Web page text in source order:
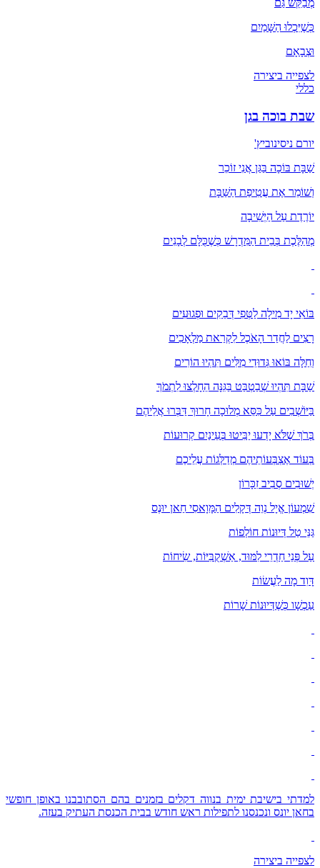
כְּשֶׁיִּכְלוּ הַשָּׁמַיִם
וּצְבָאָם
לצפייה ביצירה
כללי
שבת בוכה בגן
יורם ניסינוביץ'
שַׁבָּת בּוֹכָה בַּגַּן אֲנִי זוֹכֵר
וְשׁוֹמֵר אֶת עֲטִיפַת הַשַּׁבָּת
יוֹרֶדֶת עַל הַיְּשִׁיבָה
מְהַלֶּכֶת בְּבֵית הַמִּדְרָשׁ כְּשֶׁכֻּלָּם לְבָנִים
בּוֹאִי יָד מִילָה לַטְּפִי דְּבֵקִים וּפְגוּעִים
רָצִים לַחֲדַר הָאֹכֶל לִקְרַאת מַלְאָכִים
וְחַלָּה בּוֹאוּ גְּדוּדֵי מִלִּים תִּהְיוּ הוֹרִים
שַׁבָּת תִּהְיוּ שְׁבַטְבַּט בַּגִּנָּה הֵחָלְצוּ לִתְמֹךְ
בַּיּוֹשְׁבִים עַל כִּסֵּא מְלוּכָה חָרוּךְ דַּבְּרוּ אֲלֵיהֶם
בְּרֹךְ שֶׁלֹּא יָדְעוּ יַבִּיטוּ בְּעֵינַיִם קְרוּעוֹת
בְּעוֹד אֶצְבְּעוֹתֵיהֶם מְדַלְּגוֹת עֲלֵיכֶם
יְשׁוּבִים סְבִיב זִכָּרוֹן
שִׁמְעוֹן אֱיָל נְוֵה דְּקָלִים הַמָּוָאסִי חַאן יוּנֶס
גַּנֵּי טַל דְּיוּנוֹת חוֹלְפוֹת
עַל פְּנֵי חַדְרֵי לִמּוּד, אַשְׁקֻבִּיּוֹת, שִׂיחוֹת
דָּוִד מָה לַעֲשׂוֹת
עַכְשָׁו כְּשֶׁדְּיוּנוֹת שָׁרוֹת
למדתי בישיבת ימית בנווה דקלים בזמנים בהם הסתובבנו באופן חופשי
בחאן יונס ונכנסנו לתפילות ראש חודש בבית הכנסת העתיק בעזה.
לצפייה ביצירה